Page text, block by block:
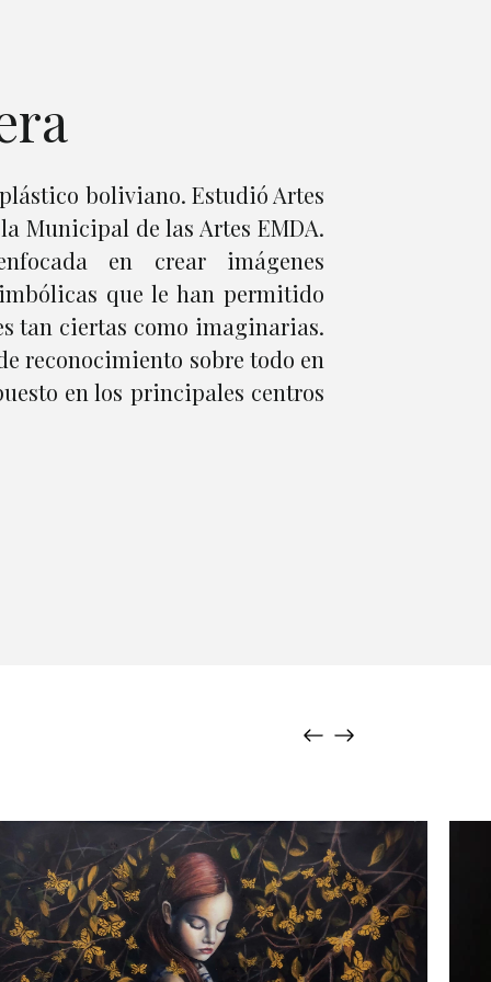
boliviano. Estudió Artes
Municipal de las Artes EMDA.
en crear imágenes
que le han permitido
tan ciertas como imaginarias.
reconocimiento sobre todo en
en los principales centros